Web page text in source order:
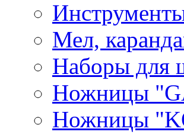
Мел,
Наборы для
Ножницы
Ножницы